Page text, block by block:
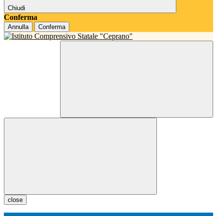
Chiudi
Conferma
Annulla Conferma
close